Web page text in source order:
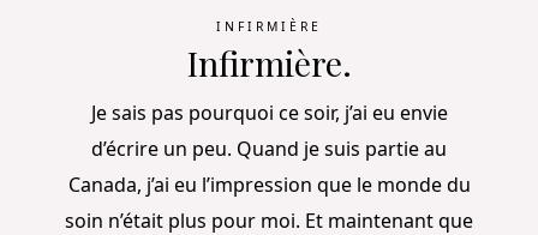
INFIRMIÈRE
Infirmière.
Je sais pas pourquoi ce soir, j’ai eu envie
d’écrire un peu. Quand je suis partie au
Canada, j’ai eu l’impression que le monde du
soin n’était plus pour moi. Et maintenant que